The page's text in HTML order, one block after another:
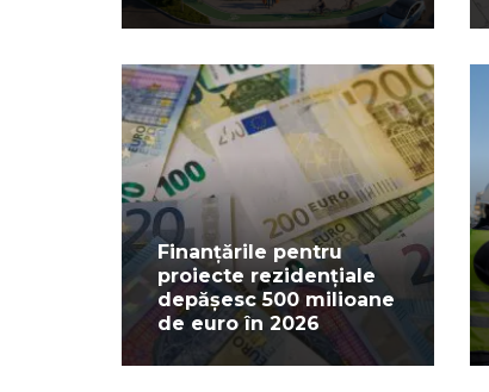
Finanțările pentru
proiecte rezidențiale
depășesc 500 milioane
de euro în 2026